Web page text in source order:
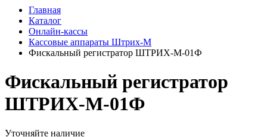
Главная
Каталог
Онлайн-кассы
Кассовые аппараты Штрих-М
Фискальный регистратор ШТРИХ-М-01Ф
Фискальный регистратор
ШТРИХ-М-01Ф
Уточняйте наличие